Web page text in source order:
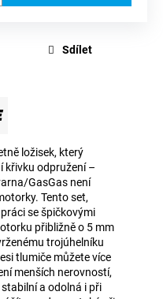
Sdílet
ložisek, který
křivku odpružení –
GasGas není
Tento set,
se špičkovými
přibližně o 5 mm
trojúhelníku
tlumiče můžete více
menších nerovností,
a odolná i při